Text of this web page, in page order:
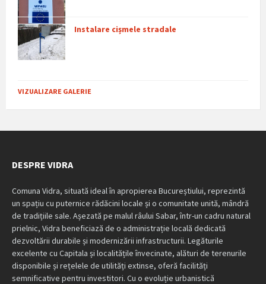
Instalare cișmele stradale
VIZUALIZARE GALERIE
DESPRE VIDRA
Comuna Vidra, situată ideal în apropierea Bucureștiului, reprezintă
un spațiu cu puternice rădăcini locale și o comunitate unită, mândră
de tradițiile sale. Așezată pe malul râului Sabar, într-un cadru natural
prielnic, Vidra beneficiază de o administrație locală dedicată
dezvoltării durabile și modernizării infrastructurii. Legăturile
excelente cu Capitala și localitățile învecinate, alături de terenurile
disponibile și rețelele de utilități extinse, oferă facilități
semnificative pentru investitori. Cu o evoluție urbanistică